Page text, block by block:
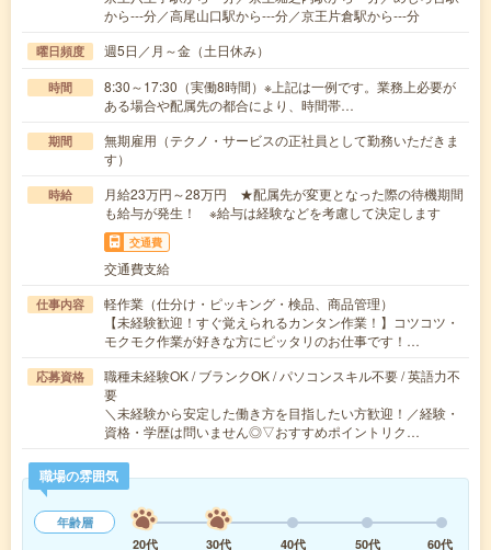
から---分／高尾山口駅から---分／京王片倉駅から---分
曜日頻度 週5日／月～金（土日休み）
時間
8:30～17:30（実働8時間）※上記は一例です。業務上必要が
ある場合や配属先の都合により、時間帯…
期間
無期雇用（テクノ・サービスの正社員として勤務いただきま
す）
時給
月給23万円～28万円 ★配属先が変更となった際の待機期間
も給与が発生！ ※給与は経験などを考慮して決定します
交通費
交通費支給
仕事内容
軽作業（仕分け・ピッキング・検品、商品管理）
【未経験歓迎！すぐ覚えられるカンタン作業！】コツコツ・
モクモク作業が好きな方にピッタリのお仕事です！…
応募資格
職種未経験OK / ブランクOK / パソコンスキル不要 / 英語力不
要
＼未経験から安定した働き方を目指したい方歓迎！／経験・
資格・学歴は問いません◎▽おすすめポイントリク…
職場の雰囲気
年齢層
20代
30代 40代 50代 60代